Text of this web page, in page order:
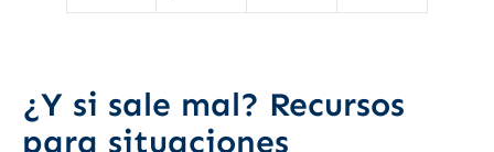
¿Y si sale mal? Recursos
para situaciones